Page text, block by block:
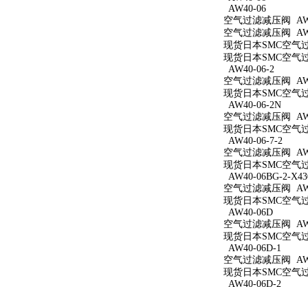
AW40-06
空气过滤减压阀
空气过滤减压阀
现货日本SMC空气
现货日本SMC空气
AW40-06-2
空气过滤减压阀
现货日本SMC空气
AW40-06-2N
空气过滤减压阀
现货日本SMC空气
AW40-06-7-2
空气过滤减压阀
现货日本SMC空气
AW40-06BG-2-
空气过滤减压阀
现货日本SMC空气
AW40-06D
空气过滤减压阀
现货日本SMC空气
AW40-06D-1
空气过滤减压阀
现货日本SMC空气
AW40-06D-2